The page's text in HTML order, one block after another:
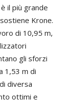
il più grande
Krone.
di 10,95 m,
gli sforzi
1,53 m di
diversa
ottimi e